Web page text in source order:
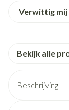
Verwittig mij
Bekijk alle
Beschrijving